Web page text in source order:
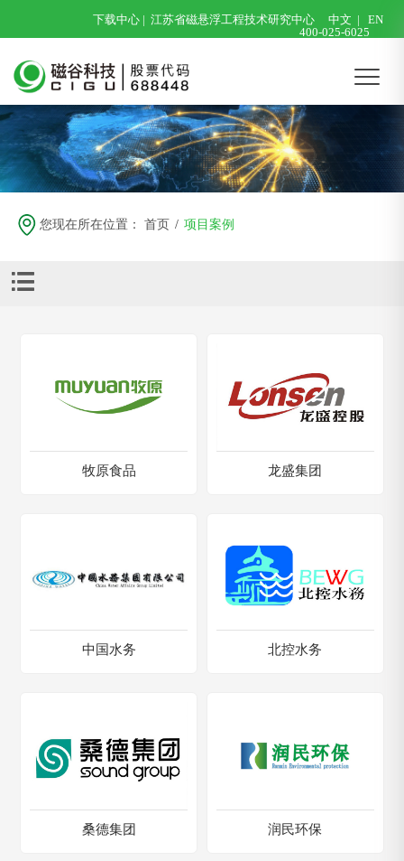
下载中心 |江苏省磁悬浮工程技术研究中心 中文 |
EN
400-025-6025
您现在所在位置： 首页 / 项目案例

牧原食品 龙盛集团
中国水务 北控水务
桑德集团 润民环保